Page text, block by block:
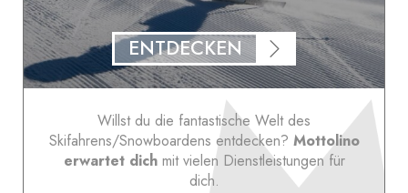
ENTDECKEN
Willst du die fantastische Welt des
Skifahrens/Snowboardens entdecken? Mottolino
erwartet dichmit vielen Dienstleistungen für
dich.